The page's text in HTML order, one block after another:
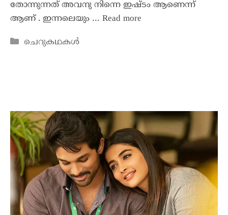
തോന്നുന്നത് അവനു നിന്നെ ഇഷ്ടം ആണെന്ന്
ആണ് . ഇന്നലെയും … Read more
ചെറുകഥകൾ